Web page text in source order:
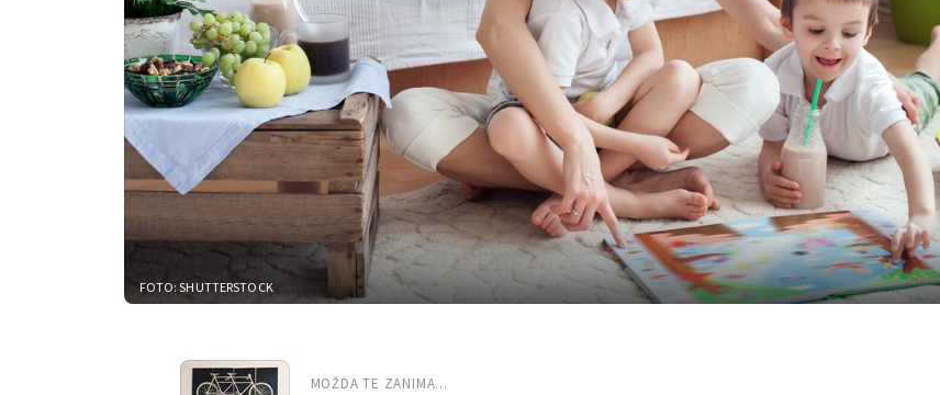
FOTO: SHUTTERSTOCK
MOŽDA TE ZANIMA...